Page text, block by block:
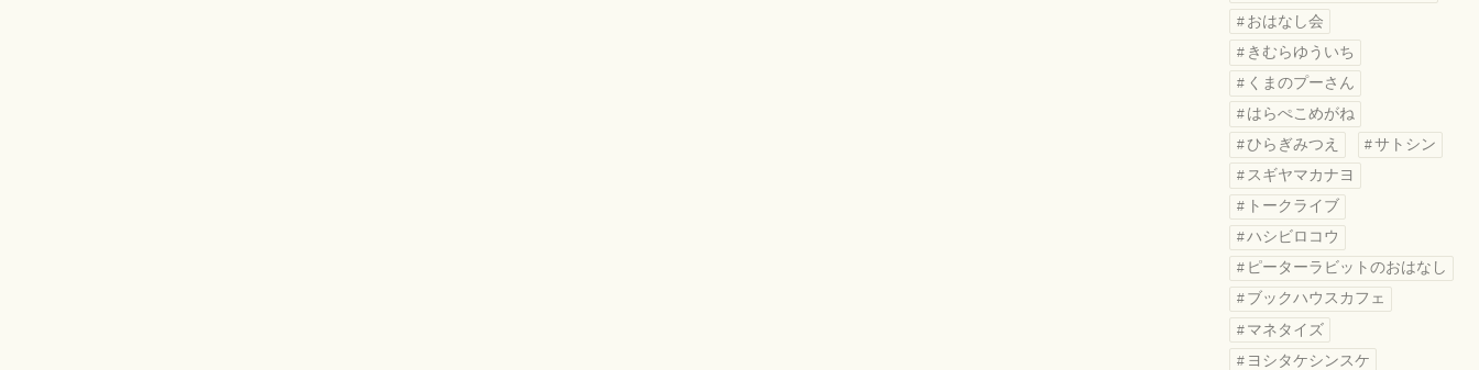
おはなし会
きむらゆういち
くまのプーさん
はらぺこめがね
ひらぎみつえ
サトシン
スギヤマカナヨ
トークライブ
ハシビロコウ
ピーターラビットのおはなし
ブックハウスカフェ
マネタイズ
ヨシタケシンスケ